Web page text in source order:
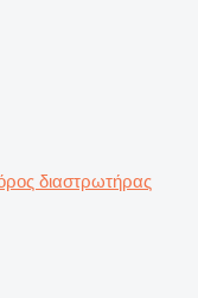
διαστρωτήρας